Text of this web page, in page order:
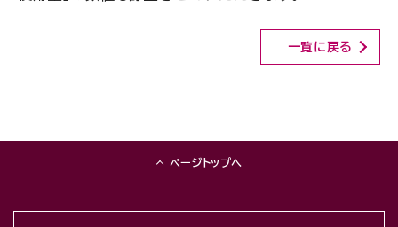
一覧に戻る
ページトップへ